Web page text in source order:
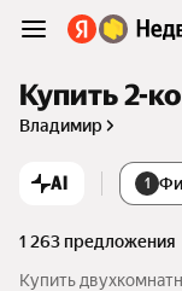
Купить 2-
Владимир
AI 1
1 263 предложения
Купить